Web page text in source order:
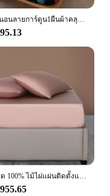
ผ้าปูที่นอนลายการ์ตูน1ผืนผ้าคลุมเตียงพิมพ์ลายห้องนอน (ไม่รวมปลอกหมอน)
3 ชิ้นชุด 100% ไม้ไผ่แผ่นติดตั้งและปลอกหมอนปรับที่นอนพร้อมแถบยืดหยุ่นหรูหราผ้าปูที่นอนชุดเครื่องนอน